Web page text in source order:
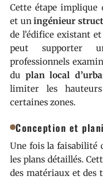
Cette étape implique
et uningénieur
de l’édifice existant
peut supporter
professionnels
du plan local
limiter les
certaines zones.
Conception et
Une fois la faisabilité
les plans détaillés.
des matériaux et des